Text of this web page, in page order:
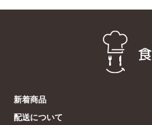
新着商品
配送について